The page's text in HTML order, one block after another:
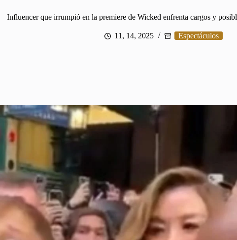
Influencer que irrumpió en la premiere de Wicked enfrenta cargos y
11, 14, 2025 Espectáculos